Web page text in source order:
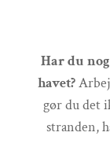
Har du
havet?
gør du det
stranden,